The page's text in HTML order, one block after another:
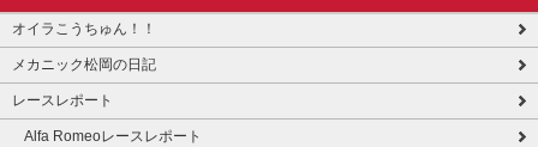
オイラこうちゅん！！
メカニック松岡の日記
レースレポート
Alfa Romeoレースレポート